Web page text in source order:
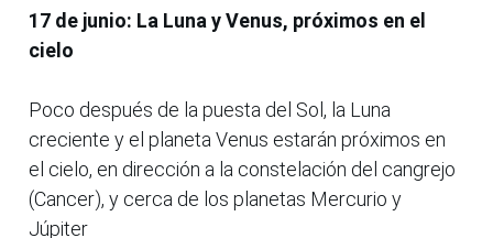
17 de junio: La Luna y Venus, próximos en el
cielo
Poco después de la puesta del Sol, la Luna
creciente y el planeta Venus estarán próximos en
el cielo, en dirección a la constelación del cangrejo
(Cancer), y cerca de los planetas Mercurio y
Júpiter